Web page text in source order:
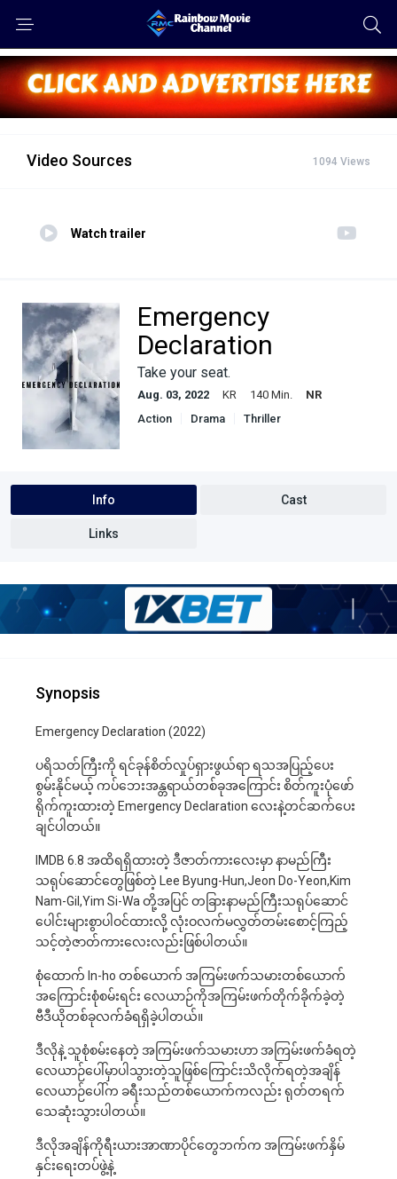
Video Sources 1094 Views
Watch trailer
Emergency
Declaration
Take your seat.
Aug. 03, 2022 KR 140 Min.
NR
Action
Drama Thriller
Info Cast
Links
Synopsis
Emergency Declaration (2022)
ပရိသတ်ကြီးကို ရင်ခုန်စိတ်လှုပ်ရှားဖွယ်ရာ ရသအပြည့်ပေး
စွမ်းနိုင်မယ့် ကပ်ဘေးအန္တရာယ်တစ်ခုအကြောင်း စိတ်ကူးပုံဖော်
ရိုက်ကူးထားတဲ့ Emergency Declaration လေးနဲ့တင်ဆက်ပေး
ချင်ပါတယ်။
IMDB 6.8 အထိရရှိထားတဲ့ ဒီဇာတ်ကားလေးမှာ နာမည်ကြီး
သရုပ်ဆောင်တွေဖြစ်တဲ့ Lee Byung-Hun,Jeon Do-Yeon,Kim
Nam-Gil,Yim Si-Wa တို့အပြင် တခြားနာမည်ကြီးသရုပ်ဆောင်
ပေါင်းများစွာပါဝင်ထားလို့ လုံးဝလက်မလွှတ်တမ်းစောင့်ကြည့်
သင့်တဲ့ဇာတ်ကားလေးလည်းဖြစ်ပါတယ်။
စုံထောက် In-ho တစ်ယောက် အကြမ်းဖက်သမားတစ်ယောက်
အကြောင်းစုံစမ်းရင်း လေယာဉ်ကိုအကြမ်းဖက်တိုက်ခိုက်ခဲ့တဲ့
ဗီဒီယိုတစ်ခုလက်ခံရရှိခဲ့ပါတယ်။
ဒီလိုနဲ့ သူစုံစမ်းနေတဲ့ အကြမ်းဖက်သမားဟာ အကြမ်းဖက်ခံရတဲ့
လေယာဉ်ပေါ်မှာပါသွားတဲ့သူဖြစ်ကြောင်းသိလိုက်ရတဲ့အချိန်
လေယာဉ်ပေါ်က ခရီးသည်တစ်ယောက်ကလည်း ရုတ်တရက်
သေဆုံးသွားပါတယ်။
ဒီလိုအချိန်ကိုရီးယားအာဏာပိုင်တွေဘက်က အကြမ်းဖက်နှိမ်
နှင်းရေးတပ်ဖွဲ့နဲ့